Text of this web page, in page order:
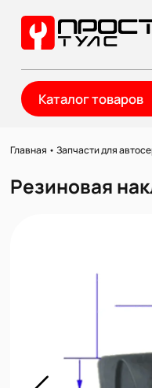
Каталог товаров
Главная •Запчасти для
Резиновая